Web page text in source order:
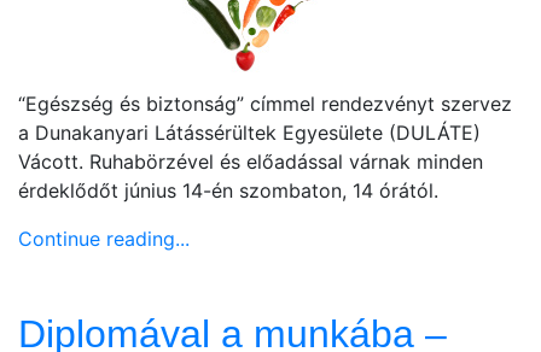
“Egészség és biztonság” címmel rendezvényt szervez
a Dunakanyari Látássérültek Egyesülete (DULÁTE)
Vácott. Ruhabörzével és előadással várnak minden
érdeklődőt június 14-én szombaton, 14 órától.
Continue reading...
Diplomával a munkába –